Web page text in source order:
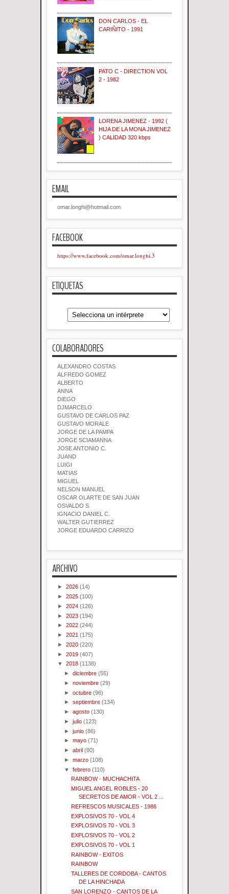
DON CARLOS - EL
CARIÑITO - 1991
PATO C - DIRECTION VOL
2 - 1982
LORENA JIMENEZ - 1992 (
HIJA DE LA MONA JIMENEZ
) CALIDAD 320 kbps
EMAIL
omar.longhi@hotmail.com
FACEBOOK
https://www.facebook.com/omar.longhi.3
ETIQUETAS
COLABORADORES
ALEXANDRO COSTAS
ALFREDO GOMEZ
ALBERTO
ANNA
DIEGO
DJMARCELO
GUSTAVO DE CARLOS PAZ
GUSTAVO MORALE
JORGE DE LA PAMPA
JORGE SCIAMANNA
JOSE ANTONIO C.
JUAND
LUIGI
MATIAS
MIGUEL
NELSON MANUEL
OSCAR OLARTE DE SAN JUAN
OSVALDO S.
IGNACIO DANIEL C.
WALTER GUTIERREZ
JORGE EDUARDO CARRIZO
ARCHIVO
► 2026 (14)
► 2025 (100)
► 2024 (126)
► 2023 (194)
► 2022 (244)
► 2021 (175)
► 2020 (220)
► 2019 (407)
▼ 2018 (1138)
►diciembre (55)
►noviembre (29)
►octubre (96)
►septiembre (134)
►agosto (130)
►julio (123)
►junio (86)
►mayo (71)
►abril (80)
►marzo (108)
▼febrero (110)
RAINBOW - MUCHACHITA
MIGUEL ANGEL ROBLES - 20
SECRETOS DE AMOR - VOL 2 ...
REFRESCOS MUSICALES - 1986
EXPLOSIVOS 70 - VOL 4
EXPLOSIVOS 70 - VOL 3
EXPLOSIVOS 70 - VOL 2
EXPLOSIVOS 70 - VOL 1
RAINBOW - EXITOS
RAINBOW
TALLERES DE CORDOBA - CANTOS
DE LA HINCHADA
SAN LORENZO - CANTOS DE LA